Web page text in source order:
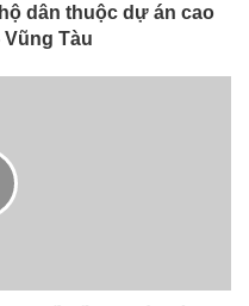
dân thuộc dự án cao
Tàu